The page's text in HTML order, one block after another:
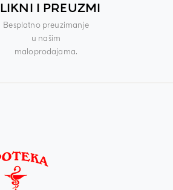
I PREUZMI
Besplatno preuzimanje
u našim
maloprodajama.